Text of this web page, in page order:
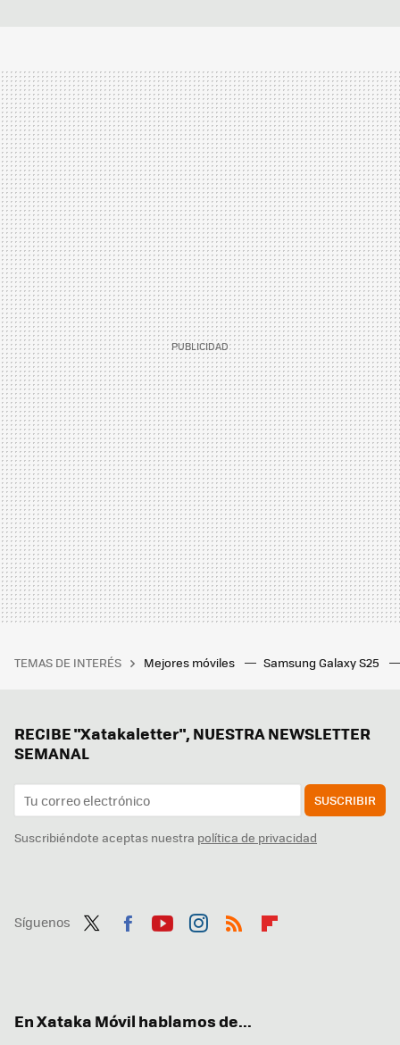
TEMAS DE INTERÉS Mejores móviles Samsung Galaxy S25
RECIBE "Xatakaletter", NUESTRA NEWSLETTER
SEMANAL
SUSCRIBIR
Suscribiéndote aceptas nuestra política de privacidad
Síguenos
En Xataka Móvil hablamos de...